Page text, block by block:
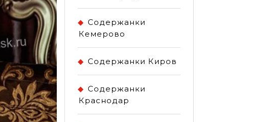
Содержанки
Кемерово
Содержанки Киров
Содержанки
Краснодар